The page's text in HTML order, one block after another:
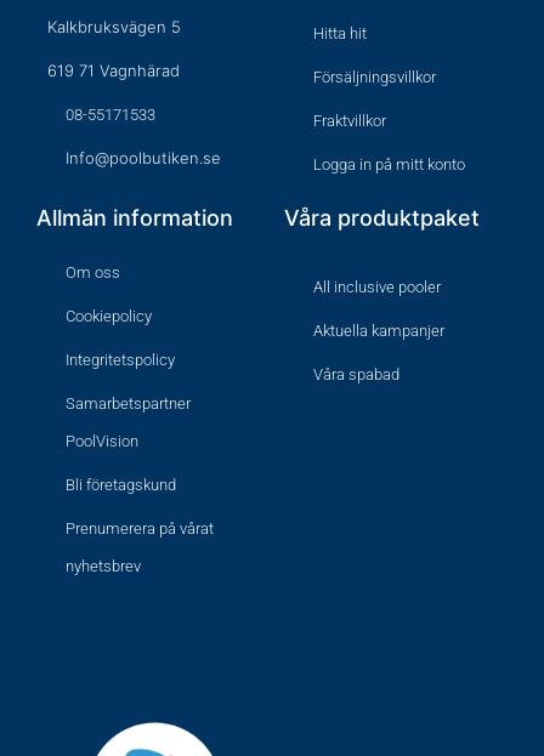
Kalkbruksvägen 5
619 71 Vagnhärad
08-55171533
Info@poolbutiken.se
Hitta hit
Försäljningsvillkor
Fraktvillkor
Logga in på mitt konto
Allmän information
Om oss
Cookiepolicy
Integritetspolicy
Samarbetspartner
PoolVision
Bli företagskund
Prenumerera på vårat
nyhetsbrev
Våra produktpaket
All inclusive pooler
Aktuella kampanjer
Våra spabad